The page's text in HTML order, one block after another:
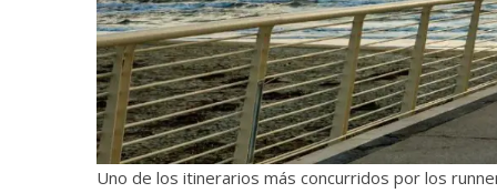
Uno de los itinerarios más concurridos por los